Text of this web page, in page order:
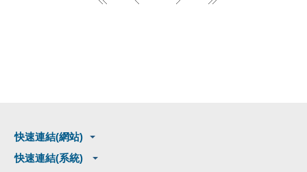
快速連結(網站)
快速連結(系統)